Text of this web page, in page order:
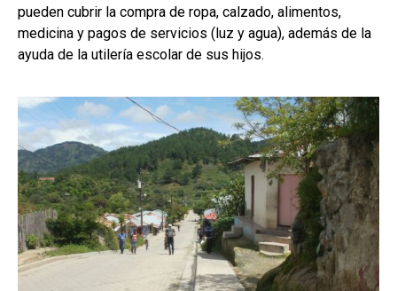
pueden cubrir la compra de ropa, calzado, alimentos,
medicina y pagos de servicios (luz y agua), además de la
ayuda de la utilería escolar de sus hijos.